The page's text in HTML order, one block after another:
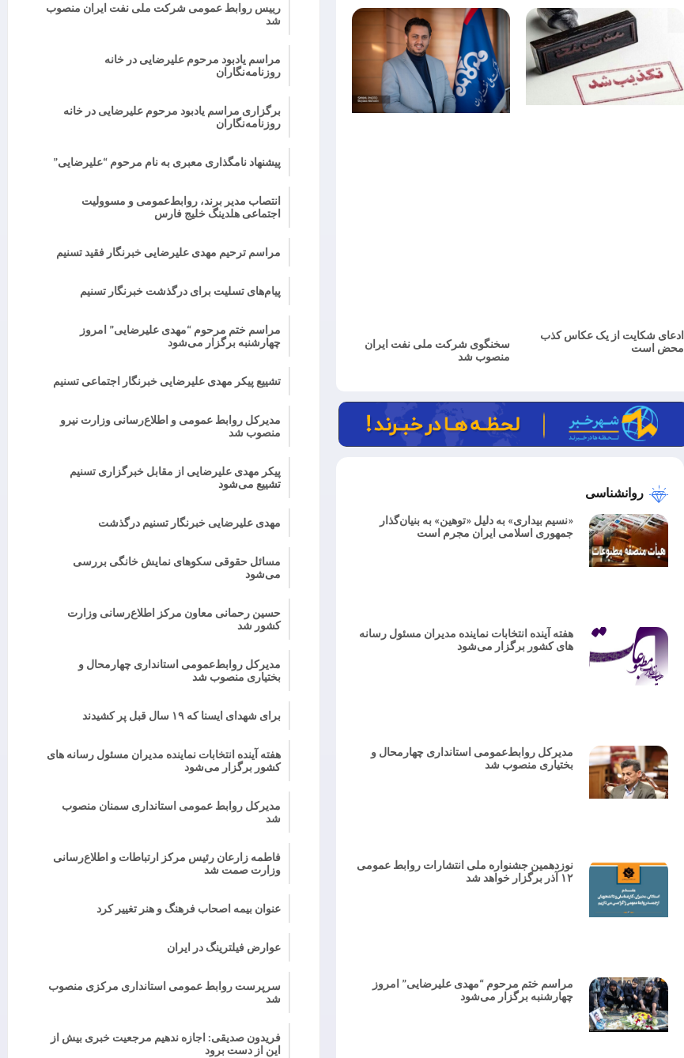
ادعای شکایت از یک عکاس کذب
محض است
سخنگوی شرکت ملی نفت ایران
منصوب شد
روانشناسی
«نسیم بیداری» به دلیل «توهین» به بنیان‌گذار
جمهوری اسلامی ایران مجرم است
هفته آینده انتخابات نماینده مدیران مسئول رسانه
های کشور برگزار می‌شود
مدیرکل روابط‌عمومی استانداری چهارمحال و
بختیاری منصوب شد
نوزدهمین جشنواره ملی انتشارات روابط‌ عمومی
۱۲ آذر برگزار خواهد شد
مراسم ختم مرحوم “مهدی علیرضایی” امروز
چهارشنبه برگزار می‌شود
رییس روابط عمومی شرکت ملی نفت ایران منصوب
شد
مراسم یادبود مرحوم علیرضایی در خانه
روزنامه‌نگاران
برگزاری مراسم یادبود مرحوم علیرضایی در خانه
روزنامه‌نگاران
پیشنهاد نامگذاری معبری به نام مرحوم “علیرضایی”
انتصاب مدیر برند، روابط‌عمومی و مسوولیت
اجتماعی هلدینگ خلیج فارس
مراسم ترحیم مهدی علیرضایی خبرنگار فقید تسنیم
پیام‌های تسلیت برای درگذشت خبرنگار تسنیم
مراسم ختم مرحوم “مهدی علیرضایی” امروز
چهارشنبه برگزار می‌شود
تشییع پیکر مهدی علیرضایی خبرنگار اجتماعی تسنیم
مدیرکل روابط عمومی و اطلاع‌رسانی وزارت نیرو
منصوب شد
پیکر مهدی علیرضایی از مقابل خبرگزاری تسنیم
تشییع می‌شود
مهدی علیرضایی خبرنگار تسنیم درگذشت
مسائل حقوقی سکوهای نمایش خانگی بررسی
می‌شود
حسین رحمانی معاون مرکز اطلاع‌رسانی وزارت
کشور شد
مدیرکل روابط‌عمومی استانداری چهارمحال و
بختیاری منصوب شد
برای شهدای ایسنا که ۱۹ سال قبل پر کشیدند
هفته آینده انتخابات نماینده مدیران مسئول رسانه های
کشور برگزار می‌شود
مدیرکل روابط عمومی استانداری سمنان منصوب
شد
فاطمه زارعان رئیس مرکز ارتباطات و اطلاع‌رسانی
وزارت صمت شد
عنوان بیمه اصحاب فرهنگ و هنر تغییر کرد
عوارض فیلترینگ در ایران
سرپرست روابط عمومی استانداری مرکزی منصوب
شد
فریدون صدیقی: اجازه ندهیم مرجعیت خبری بیش از
این از دست برود